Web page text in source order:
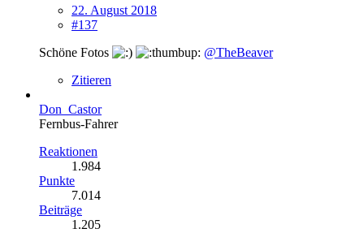
22. August 2018
#137
Schöne Fotos
@TheBeaver
Zitieren
Don_Castor
Fernbus-Fahrer
Reaktionen
1.984
Punkte
7.014
Beiträge
1.205